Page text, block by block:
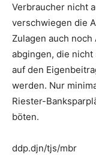
Verbraucher nicht
verschwiegen die
Zulagen auch
abgingen, die
auf den
werden. Nur
Riester-
böten.
ddp.djn/tjs/mbr